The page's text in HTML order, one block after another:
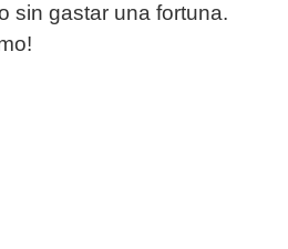
sin gastar una fortuna.